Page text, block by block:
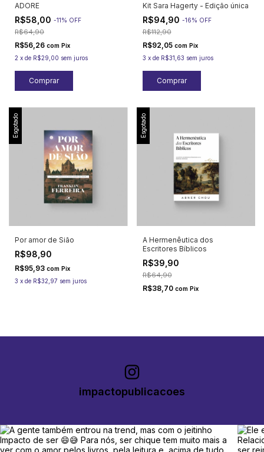
ADORE
R$58,00 -11% OFF
R$64,90
R$56,26 com Pix
2 x de R$29,00 sem juros
Kit Sara Hagerty - Edição única
R$94,90 -16% OFF
R$112,90
R$92,05 com Pix
3 x de R$31,63 sem juros
Esgotado
Por amor de Sião
R$98,90
R$95,93 com Pix
3 x de R$32,97 sem juros
Esgotado
A Hermenêutica dos
Escritores Bíblicos
R$39,90
R$64,90
R$38,70 com Pix
impactopublicacoes